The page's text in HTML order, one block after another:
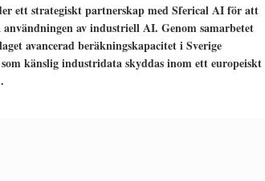
ett strategiskt partnerskap med Sferical AI för att
användningen av industriell AI. Genom samarbetet
avancerad beräkningskapacitet i Sverige
känslig industridata skyddas inom ett europeiskt